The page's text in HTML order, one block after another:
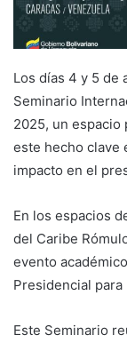
Los días 4 y 5 de
Seminario
2025, un espacio
este hecho clave
impacto en el
En los espacios
del Caribe
evento
Presidencial
Este Seminario